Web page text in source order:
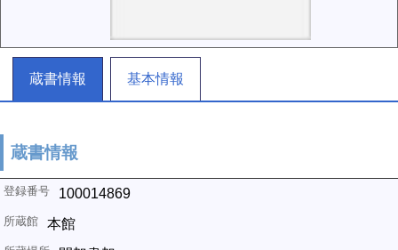
蔵書情報 基本情報
蔵書情報
100014869
本館